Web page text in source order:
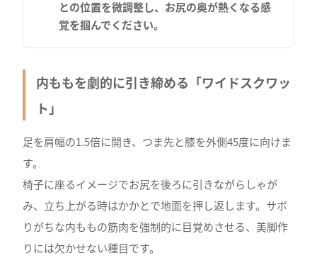
との位置を微調整し、お尻の奥が熱くなる感
覚を掴んでください。
内ももを劇的に引き締める「ワイドスクワッ
ト」
足を肩幅の1.5倍に開き、つま先と膝を外側45度に向けま
す。
椅子に座るイメージでお尻を後ろに引きながらしゃが
み、立ち上がる時はかかとで地面を押し返します。サボ
りがちな内ももの筋肉を強制的に目覚めさせる、美脚作
りには欠かせない種目です。